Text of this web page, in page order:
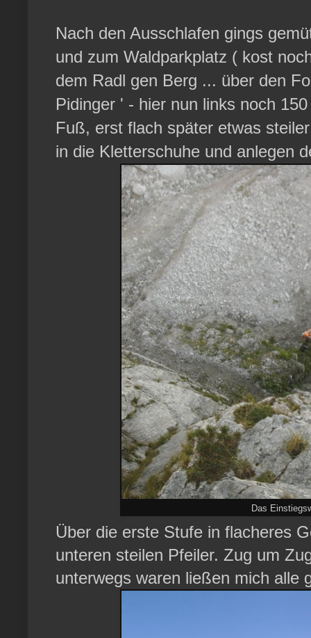
Nach den Ausschlafen gings
und zum Waldparkplatz ( kost
dem Radl gen Berg ... über den
Pidinger ' - hier nun links noch
Fuß, erst flach später etwas
in die Kletterschuhe und anlegen
Das
Über die erste Stufe in flacheres
unteren steilen Pfeiler. Zug um
unterwegs waren ließen mich alle